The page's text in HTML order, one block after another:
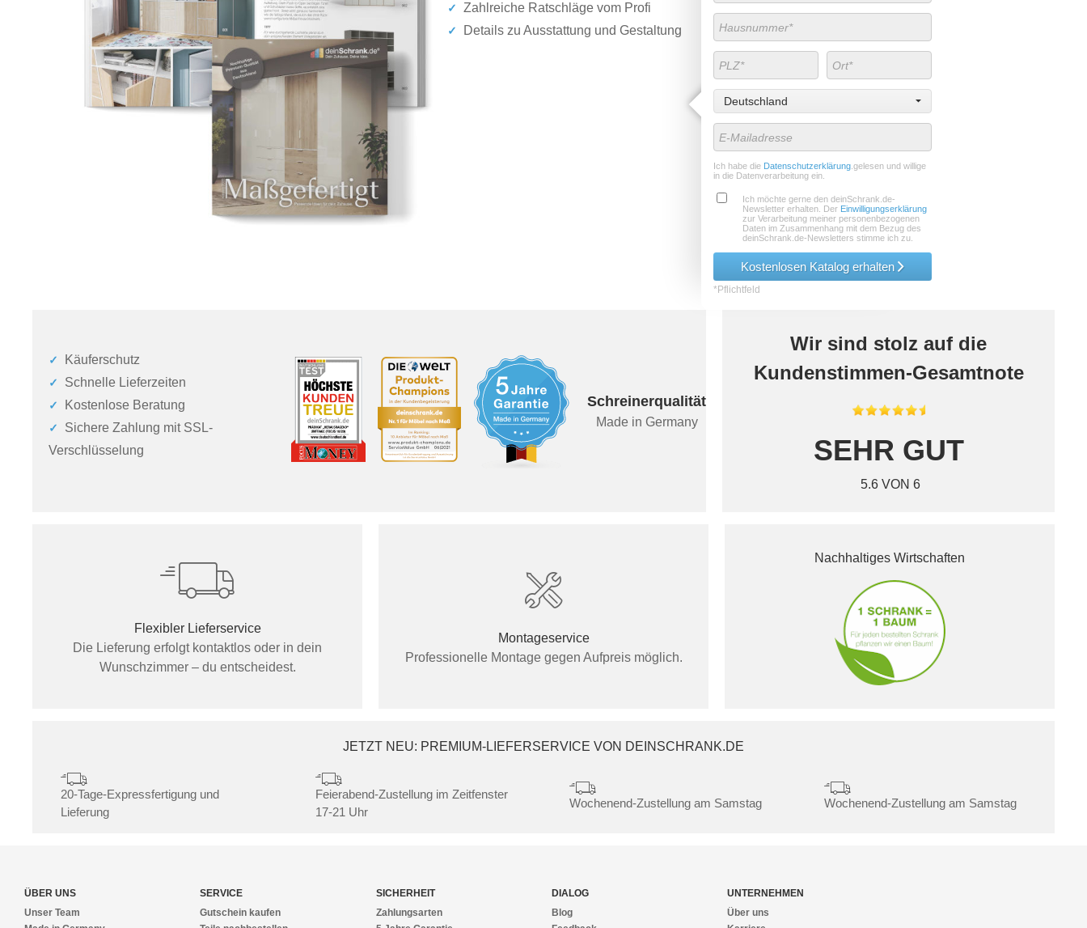
Zahlreiche Ratschläge vom Profi
Details zu Ausstattung und Gestaltung
Deutschland
Ich habe dieDatenschutzerklärung.gelesen und willige
in die Datenverarbeitung ein.
Ich möchte gerne den deinSchrank.de-
Newsletter erhalten. Der Einwilligungserklärung
zur Verarbeitung meiner personenbezogenen
Daten im Zusammenhang mit dem Bezug des
deinSchrank.de-Newsletters stimme ich zu.
Kostenlosen Katalog erhalten
*Pflichtfeld
Käuferschutz
Schnelle Lieferzeiten
Kostenlose Beratung
Sichere Zahlung mit SSL-
Verschlüsselung
Schreinerqualität
Made in Germany
Wir sind stolz auf die
Kundenstimmen-Gesamtnote
SEHR GUT
5.6 VON 6
Flexibler Lieferservice
Die Lieferung erfolgt kontaktlos oder in dein
Wunschzimmer – du entscheidest.
Montageservice
Professionelle Montage gegen Aufpreis möglich.
Nachhaltiges Wirtschaften
JETZT NEU: PREMIUM-LIEFERSERVICE VON DEINSCHRANK.DE
20-Tage-Expressfertigung und
Lieferung
Feierabend-Zustellung im Zeitfenster
17-21 Uhr
Wochenend-Zustellung am Samstag Wochenend-Zustellung am Samstag
ÜBER UNS
Unser Team
SERVICE
Gutschein kaufen
SICHERHEIT
Zahlungsarten
DIALOG
Blog
UNTERNEHMEN
Über uns